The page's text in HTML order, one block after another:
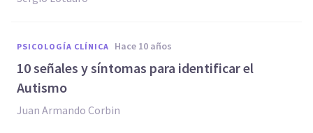
PSICOLOGÍA CLÍNICA hace 10 años
​10 señales y síntomas para identificar el
Autismo
Juan Armando Corbin